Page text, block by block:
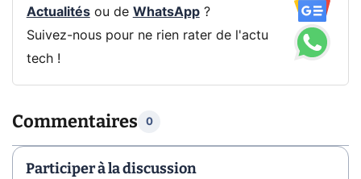
Actualitésou de WhatsApp?
Suivez-nous pour ne rien rater de l'actu
tech !
Commentaires 0
Participer à la discussion